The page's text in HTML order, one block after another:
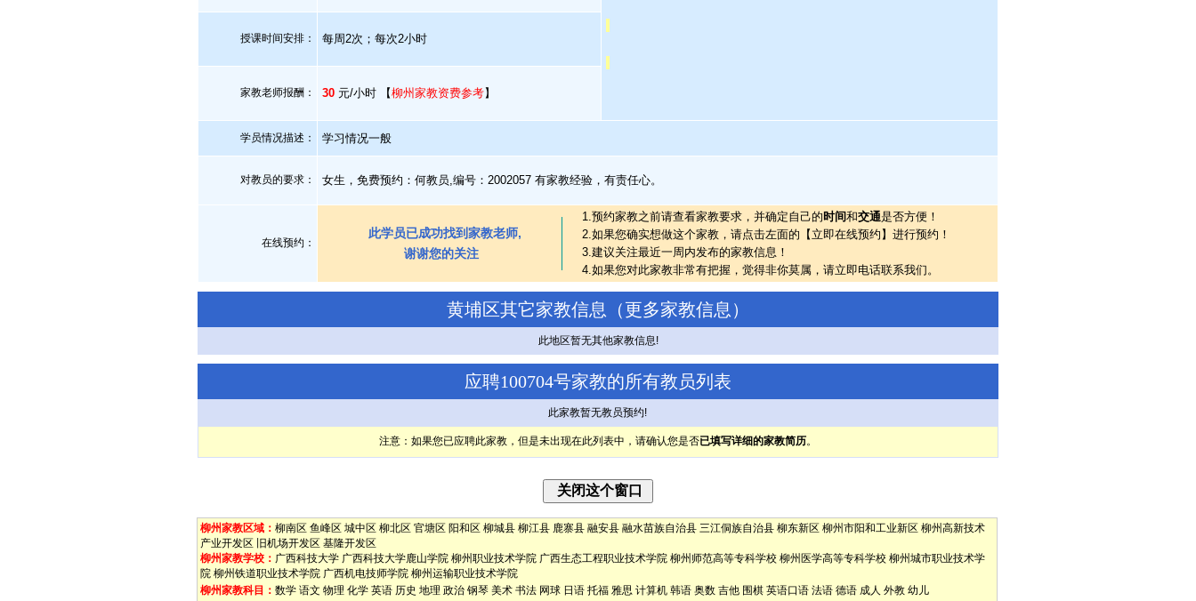
授课时间安排： 每周2次；每次2小时
家教老师报酬： 30 元/小时 【柳州家教资费参考】
学员情况描述： 学习情况一般
对教员的要求： 女生，免费预约：何教员,编号：2002057 有家教经验，有责任心。
在线预约：
此学员已成功找到家教老师,
谢谢您的关注
1.预约家教之前请查看家教要求，并确定自己的时间和交通是否方便！
2.如果您确实想做这个家教，请点击左面的【立即在线预约】进行预约！
3.建议关注最近一周内发布的家教信息！
4.如果您对此家教非常有把握，觉得非你莫属，请立即电话联系我们。
黄埔区其它家教信息（更多家教信息 ）
此地区暂无其他家教信息!
应聘100704号家教的所有教员列表
此家教暂无教员预约!
注意：如果您已应聘此家教，但是未出现在此列表中，请确认您是否已填写详细的家教简历。
柳州家教区域： 柳南区 鱼峰区 城中区 柳北区 官塘区 阳和区 柳城县 柳江县 鹿寨县 融安县 融水苗族自治县 三江侗族自治县 柳东新区 柳州市阳和工业新区 柳州高新技术
产业开发区
旧机场开发区 基隆开发区
柳州家教学校： 广西科技大学 广西科技大学鹿山学院 柳州职业技术学院 广西生态工程职业技术学院 柳州师范高等专科学校 柳州医学高等专科学校 柳州城市职业技术学
院 柳州铁道职业技术学院 广西机电技师学院 柳州运输职业技术学院
柳州家教科目： 数学 语文 物理 化学 英语 历史 地理 政治 钢琴 美术 书法 网球 日语 托福 雅思 计算机 韩语 奥数 吉他 围棋 英语口语 法语 德语 成人 外教 幼儿